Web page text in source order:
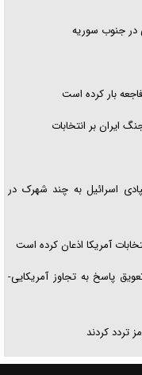
در جنوب سوریه
بار کرده است
ایران بر انتخابات
اسرائیل به چند شهرک در
آمریکا اذعان کرده است
پاسخ به تجاوز آمریکایی-